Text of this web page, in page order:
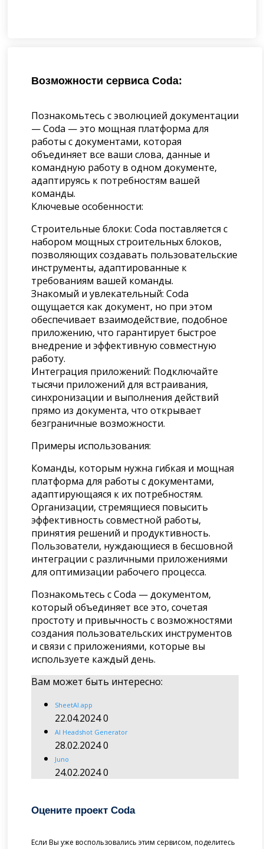
Возможности сервиса Coda:
Познакомьтесь с эволюцией документации
— Coda — это мощная платформа для
работы с документами, которая
объединяет все ваши слова, данные и
командную работу в одном документе,
адаптируясь к потребностям вашей
команды.
Ключевые особенности:
Строительные блоки: Coda поставляется с
набором мощных строительных блоков,
позволяющих создавать пользовательские
инструменты, адаптированные к
требованиям вашей команды.
Знакомый и увлекательный: Coda
ощущается как документ, но при этом
обеспечивает взаимодействие, подобное
приложению, что гарантирует быстрое
внедрение и эффективную совместную
работу.
Интеграция приложений: Подключайте
тысячи приложений для встраивания,
синхронизации и выполнения действий
прямо из документа, что открывает
безграничные возможности.
Примеры использования:
Команды, которым нужна гибкая и мощная
платформа для работы с документами,
адаптирующаяся к их потребностям.
Организации, стремящиеся повысить
эффективность совместной работы,
принятия решений и продуктивность.
Пользователи, нуждающиеся в бесшовной
интеграции с различными приложениями
для оптимизации рабочего процесса.
Познакомьтесь с Coda — документом,
который объединяет все это, сочетая
простоту и привычность с возможностями
создания пользовательских инструментов
и связи с приложениями, которые вы
используете каждый день.
Вам может быть интересно:
SheetAI.app
22.04.20240
AI Headshot Generator
28.02.20240
Juno
24.02.20240
Оцените проект Coda
Если Вы уже воспользовались этим сервисом, поделитесь